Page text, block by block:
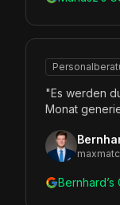
"Es werden
Monat